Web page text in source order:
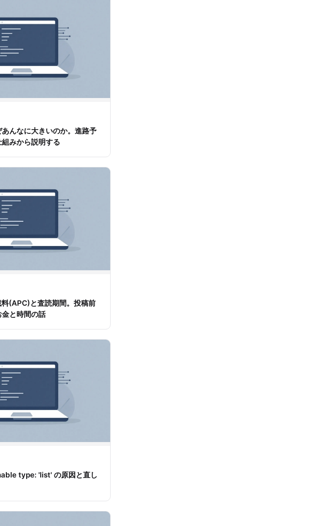
んなに大きいのか。進路予
みから説明する
(APC)と査読期間。投稿前
と時間の話
type: 'list' の原因と直し